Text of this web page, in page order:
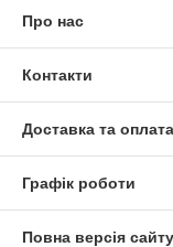
Про нас
Контакти
Доставка та оплата
Графік роботи
Повна версія сайту